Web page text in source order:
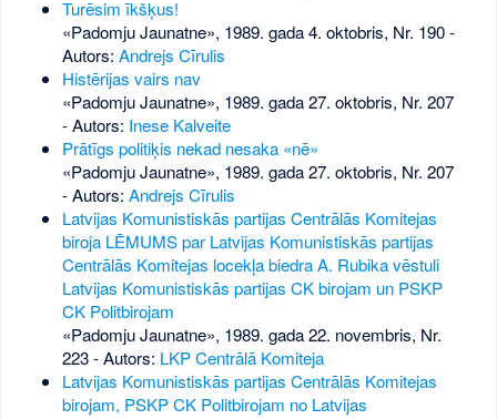
Turēsim īkšķus!
«Padomju Jaunatne», 1989. gada 4. oktobris, Nr. 190-
Autors: Andrejs Cīrulis
Histērijas vairs nav
«Padomju Jaunatne», 1989. gada 27. oktobris, Nr. 207
- Autors: Inese Kalveite
Prātīgs politiķis nekad nesaka «nē»
«Padomju Jaunatne», 1989. gada 27. oktobris, Nr. 207
- Autors: Andrejs Cīrulis
Latvijas Komunistiskās partijas Centrālās Komitejas
biroja LĒMUMS par Latvijas Komunistiskās partijas
Centrālās Komitejas locekļa biedra A. Rubika vēstuli
Latvijas Komunistiskās partijas CK birojam un PSKP
CK Politbirojam
«Padomju Jaunatne», 1989. gada 22. novembris, Nr.
223- Autors: LKP Centrālā Komiteja
Latvijas Komunistiskās partijas Centrālās Komitejas
birojam, PSKP CK Politbirojam no Latvijas